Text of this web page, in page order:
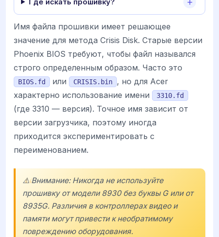
Имя файла прошивки имеет решающее
значение для метода Crisis Disk. Старые версии
Phoenix BIOS требуют, чтобы файл назывался
строго определенным образом. Часто это
BIOS.fd или CRISIS.bin
, но для Acer
характерно использование имени
3310.fd
(где 3310 — версия). Точное имя зависит от
версии загрузчика, поэтому иногда
приходится экспериментировать с
переименованием.
⚠️ Внимание: Никогда не используйте
прошивку от модели 8930 без буквы G или от
8935G. Различия в контроллерах видео и
памяти могут привести к необратимому
повреждению оборудования.